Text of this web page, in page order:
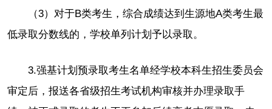
（3）对于B类考生，综合成绩达到生源地A类考生最
低录取分数线的，学校单列计划予以录取。
3.强基计划预录取考生名单经学校本科生招生委员会
审定后，报送各省级招生考试机构审核并办理录取手